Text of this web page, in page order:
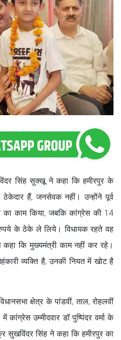
सिंह सुक्खू ने कहा कि हमीरपुर के
ठेकेदार हैं, जनसेवक नहीं। उन्होंने पूर्व
काम किया, जबकि कांग्रेस की 14
के ठेके ले लिये। विधायक रहते वह
कि मुख्यमंत्री काम नहीं कर रहे।
व्यक्ति है, उनकी नियत में खोट है
क्षेत्र के पांडवीं, ताल, रोहलवीं
कांग्रेस उम्मीदवार डॉ पुष्पिंदर वर्मा के
सुखविंदर सिंह ने कहा कि हमीरपुर का